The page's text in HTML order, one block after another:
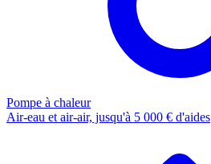
Pompe à chaleur
Air-eau et air-air, jusqu'à 5 000 € d'aides